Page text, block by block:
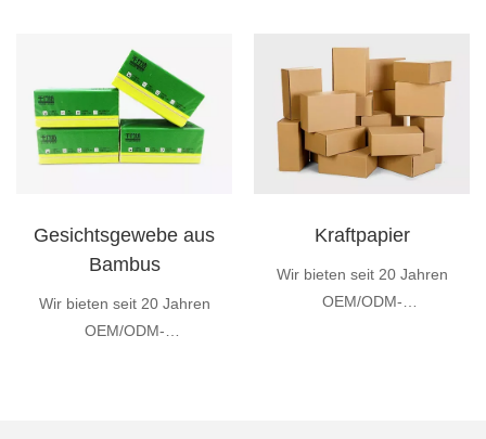
Gesichtsgewebe aus
Bambus
Wir bieten seit 20 Jahren
OEM/ODM-
Kraftpapier
Wir bieten seit 20 Jahren
OEM/ODM-